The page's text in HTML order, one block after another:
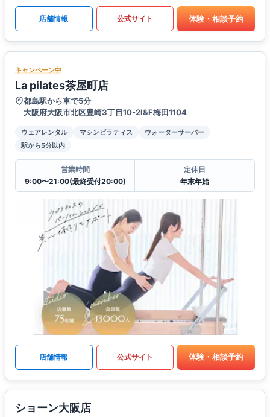
店舗情報 公式サイト 体験・相談予約
キャンペーン中
La pilates茶屋町店
都島駅から車で5分
大阪府大阪市北区豊崎3丁目10-2I&F梅田1104
ウェアレンタル マシンピラティス
ウォーターサーバー
駅から5分以内
営業時間
9:00〜21:00(最終受付20:00)
定休日
年末年始
店舗情報 公式サイト 体験・相談予約
ショーン大阪店